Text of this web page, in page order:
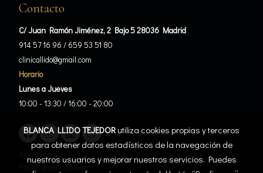
Contacto
C/ Juan Ramón Jiménez, 2 Bajo 5 28036 Madrid
914 57 16 96 / 659 53 51 80
clinicallido@gmail.com
Horario
Lunes a Jueves
10:00 - 13:30 / 16:00 - 20:00
BLANCA LLIDO TEJEDORutiliza cookies propias y terceros
para obtener datos estadísticos de la navegación de
nuestros usuarios y mejorar nuestros servicios. Puedes